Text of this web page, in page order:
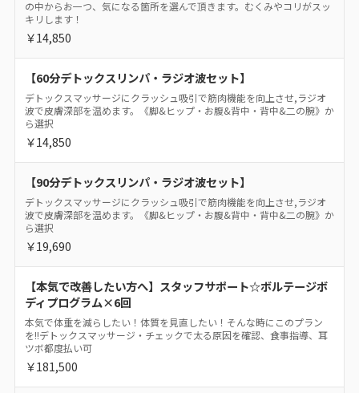
の中からお一つ、気になる箇所を選んで頂きます。むくみやコリがスッ
キリします！
￥14,850
【60分デトックスリンパ・ラジオ波セット】
デトックスマッサージにクラッシュ吸引で筋肉機能を向上させ,ラジオ
波で皮膚深部を温めます。《脚&ヒップ・お腹&背中・背中&二の腕》か
ら選択
￥14,850
【90分デトックスリンパ・ラジオ波セット】
デトックスマッサージにクラッシュ吸引で筋肉機能を向上させ,ラジオ
波で皮膚深部を温めます。《脚&ヒップ・お腹&背中・背中&二の腕》か
ら選択
￥19,690
【本気で改善したい方へ】スタッフサポート☆ボルテージボ
ディプログラム×6回
本気で体重を減らしたい！体質を見直したい！そんな時にこのプラン
を!!デトックスマッサージ・チェックで太る原因を確認、食事指導、耳
ツボ都度払い可
￥181,500